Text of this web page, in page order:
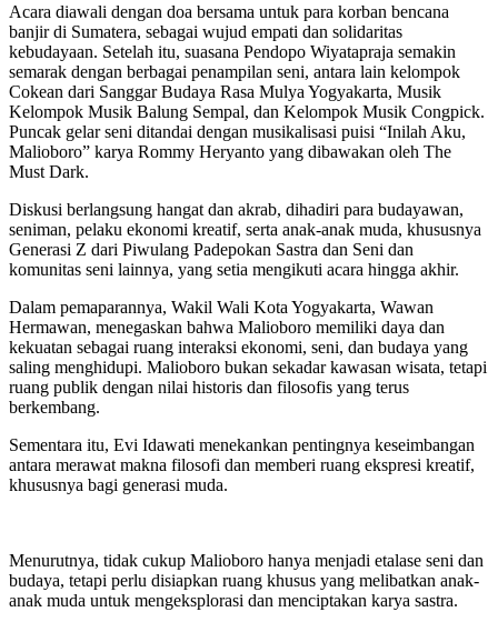
Acara diawali dengan doa bersama untuk para korban bencana
banjir di Sumatera, sebagai wujud empati dan solidaritas
kebudayaan. Setelah itu, suasana Pendopo Wiyatapraja semakin
semarak dengan berbagai penampilan seni, antara lain kelompok
Cokean dari Sanggar Budaya Rasa Mulya Yogyakarta, Musik
Kelompok Musik Balung Sempal, dan Kelompok Musik Congpick.
Puncak gelar seni ditandai dengan musikalisasi puisi “Inilah Aku,
Malioboro” karya Rommy Heryanto yang dibawakan oleh The
Must Dark.
Diskusi berlangsung hangat dan akrab, dihadiri para budayawan,
seniman, pelaku ekonomi kreatif, serta anak-anak muda, khususnya
Generasi Z dari Piwulang Padepokan Sastra dan Seni dan
komunitas seni lainnya, yang setia mengikuti acara hingga akhir.
Dalam pemaparannya, Wakil Wali Kota Yogyakarta, Wawan
Hermawan, menegaskan bahwa Malioboro memiliki daya dan
kekuatan sebagai ruang interaksi ekonomi, seni, dan budaya yang
saling menghidupi. Malioboro bukan sekadar kawasan wisata, tetapi
ruang publik dengan nilai historis dan filosofis yang terus
berkembang.
Sementara itu, Evi Idawati menekankan pentingnya keseimbangan
antara merawat makna filosofi dan memberi ruang ekspresi kreatif,
khususnya bagi generasi muda.
Menurutnya, tidak cukup Malioboro hanya menjadi etalase seni dan
budaya, tetapi perlu disiapkan ruang khusus yang melibatkan anak-
anak muda untuk mengeksplorasi dan menciptakan karya sastra.